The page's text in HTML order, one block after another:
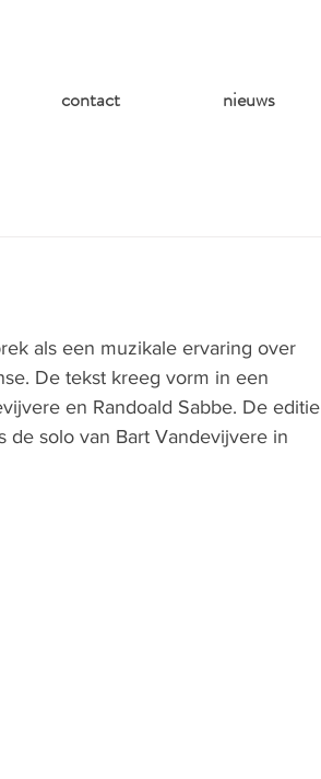
contact nieuws
als een muzikale ervaring over
De tekst kreeg vorm in een
en Randoald Sabbe. De editie
solo van Bart Vandevijvere in